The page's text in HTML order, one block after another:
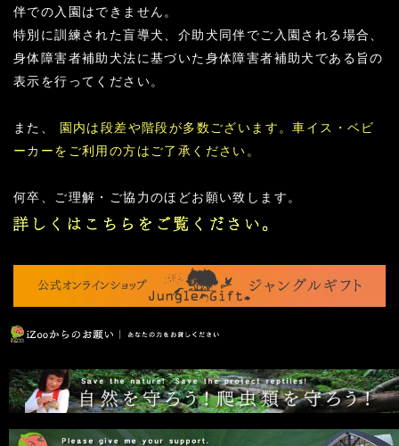
伴での入園はできません。
特別に訓練された盲導犬、介助犬同伴でご入園される場合、
身体障害者補助犬法に基づいた身体障害者補助犬である旨の
表示を行ってください。
また、
園内は段差や階段が多数ございます。車イス・ベビ
ーカーをご利用の方はご了承ください。
何卒、ご理解・ご協力のほどお願い致します。